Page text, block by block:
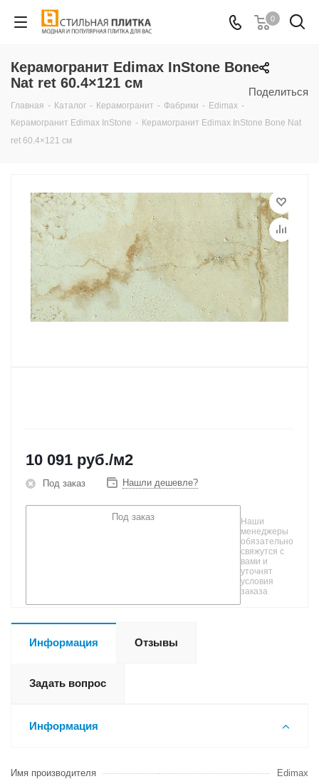
0
Поделиться
Керамогранит Edimax InStone Bone
Nat ret 60.4×121 см
Главная - Каталог - Керамогранит - Фабрики - Edimax -
Керамогранит Edimax InStone - Керамогранит Edimax InStone Bone Nat
ret 60.4×121 см
10 091 руб./м2
Под заказ Нашли дешевле?
Под заказ
Наши
менеджеры
обязательно
свяжутся с
вами и
уточнят
условия
заказа
Информация Отзывы
Задать вопрос
Информация
Имя производителя
Edimax